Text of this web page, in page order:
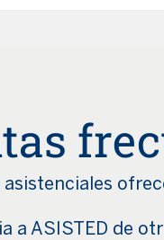
asistenciales
a ASISTED de